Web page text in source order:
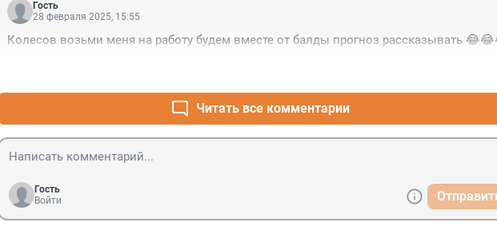
Гость
28 февраля 2025, 15:55
Колесов возьми меня на работу будем вместе от балды прогноз рассказывать
Читать все комментарии
Гость
Войти